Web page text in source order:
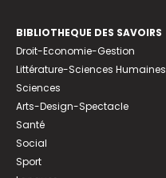
BIBLIOTHEQUE DES SAVOIRS
Droit-Economie-Gestion
Littérature-Sciences Humaines
Sciences
Arts-Design-Spectacle
Santé
Social
Sport